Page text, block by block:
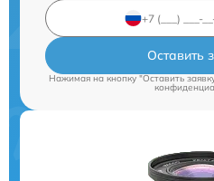
Оставить
Нажимая на кнопку "Оставить